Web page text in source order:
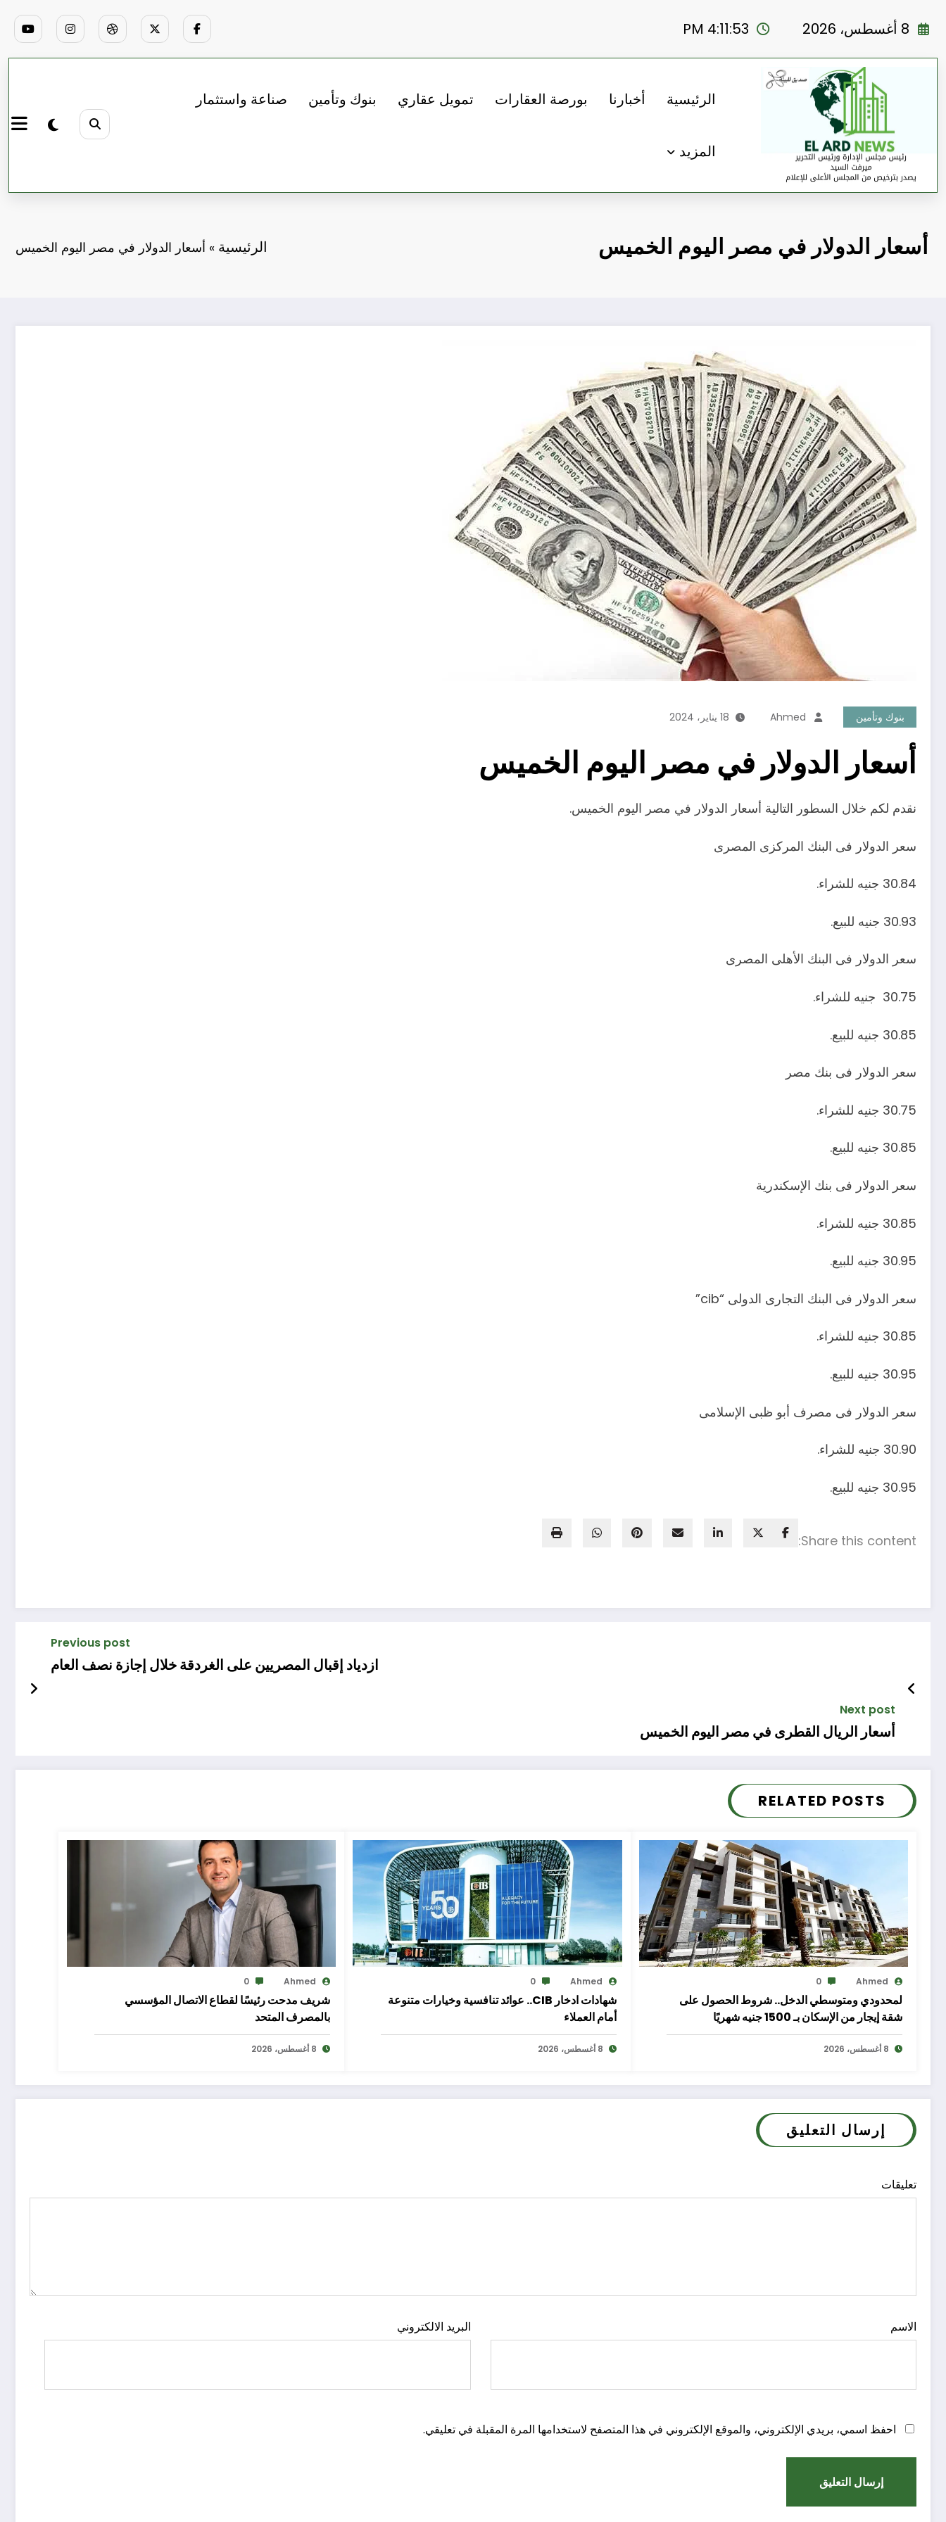
8 أغسطس، 2026 4:11:54 PM
الرئيسية أخبارنا بورصة العقارات تمويل عقاري بنوك وتأمين صناعة واستثمار
المزيد
أسعار الدولار في مصر اليوم الخميس الرئيسية » أسعار الدولار في مصر اليوم الخميس
بنوك وتأمين Ahmed 18 يناير، 2024
أسعار الدولار في مصر اليوم الخميس
نقدم لكم خلال السطور التالية أسعار الدولار في مصر اليوم الخميس.
سعر الدولار فى البنك المركزى المصرى
30.84 جنيه للشراء.
30.93 جنيه للبيع.
سعر الدولار فى البنك الأهلى المصرى
30.75 جنيه للشراء.
30.85 جنيه للبيع.
سعر الدولار فى بنك مصر
30.75 جنيه للشراء.
30.85 جنيه للبيع.
سعر الدولار فى بنك الإسكندرية
30.85 جنيه للشراء.
30.95 جنيه للبيع.
سعر الدولار فى البنك التجارى الدولى “cib”
30.85 جنيه للشراء.
30.95 جنيه للبيع.
سعر الدولار فى مصرف أبو ظبى الإسلامى
30.90 جنيه للشراء.
30.95 جنيه للبيع.
Share this content:
Previous post
ازدياد إقبال المصريين على الغردقة خلال إجازة نصف العام
Next post
أسعار الريال القطرى في مصر اليوم الخميس
RELATED POSTS
Ahmed
0
لمحدودي ومتوسطي الدخل.. شروط الحصول على
شقة إيجار من الإسكان بـ 1500 جنيه شهريًا
8 أغسطس، 2026
Ahmed
0
شهادات ادخار CIB.. عوائد تنافسية وخيارات متنوعة
أمام العملاء
8 أغسطس، 2026
Ahmed
0
شريف مدحت رئيسًا لقطاع الاتصال المؤسسي
بالمصرف المتحد
8 أغسطس، 2026
إرسال التعليق
تعليقات
الاسم البريد الالكتروني
احفظ اسمي، بريدي الإلكتروني، والموقع الإلكتروني في هذا المتصفح لاستخدامها المرة المقبلة في تعليقي.